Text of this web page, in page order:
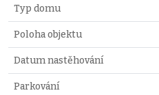
Typ domu
Poloha objektu
Datum nastěhování
Parkování